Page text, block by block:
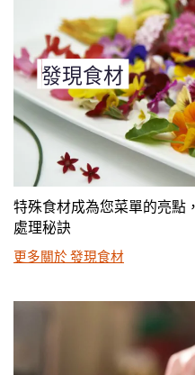
發現食材
特殊食材成為您菜單的亮點
處理秘訣
更多關於 發現食材